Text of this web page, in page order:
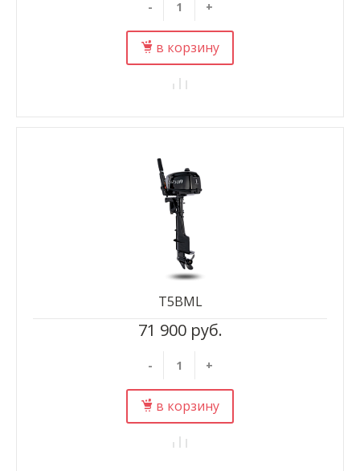
- +
в корзину
71 900 руб.
- +
в корзину
T5BML